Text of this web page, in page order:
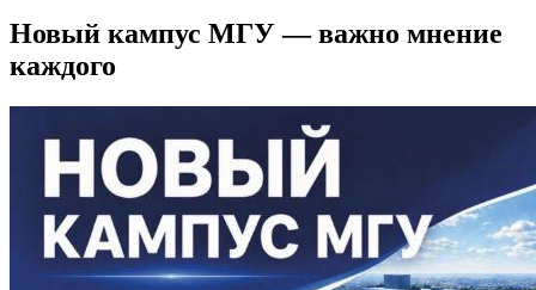
Новый кампус МГУ — важно мнение
каждого